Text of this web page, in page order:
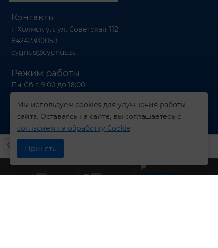
Контакты
г. Холмск ул. ул. Советская, 112
84242300050
cygnus@cygnus.su
Режим работы
Пн-Сб с 9:00 до 18:00
0 0 undefined
Мы используем cookies для улучшения работы
сайта. Оставаясь на сайте, вы соглашаетесь с
согласием на обработку Cookie.
Принять